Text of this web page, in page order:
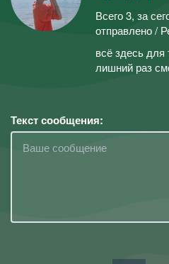
Всего 3, за
отправлено /
всё здесь для
лишний раз
Текст сообщения: